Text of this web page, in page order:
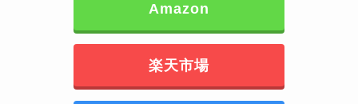
Amazon
楽天市場